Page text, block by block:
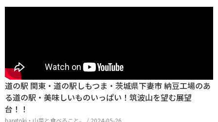
道の駅 関東・道の駅しもつま・茨城県下妻市 納豆工場のあ
る道の駅・美味しいものいっぱい！筑波山を望む展望
台！！